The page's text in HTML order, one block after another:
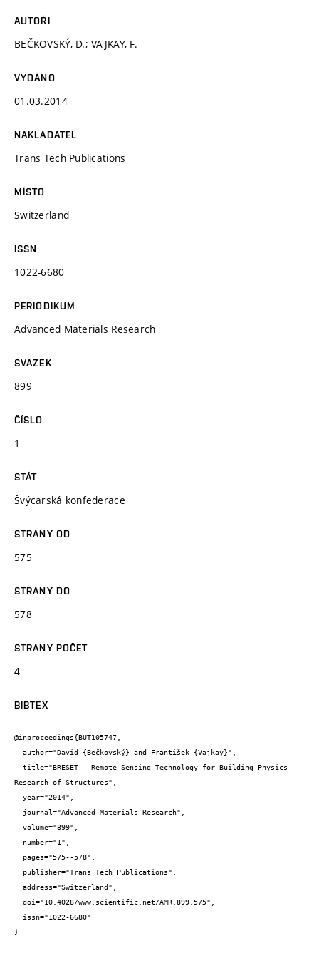
AUTOŘI
BEČKOVSKÝ, D.; VAJKAY, F.
VYDÁNO
01.03.2014
NAKLADATEL
Trans Tech Publications
MÍSTO
Switzerland
ISSN
1022-6680
PERIODIKUM
Advanced Materials Research
SVAZEK
899
ČÍSLO
1
STÁT
Švýcarská konfederace
STRANY OD
575
STRANY DO
578
STRANY POČET
4
BIBTEX
@inproceedings{BUT105747,
Research of Structures",
}